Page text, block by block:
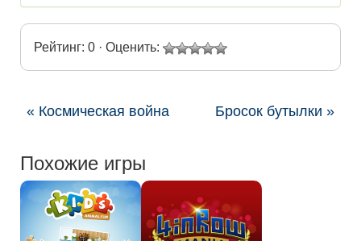
Рейтинг: 0 · Оценить:
« Космическая война Бросок бутылки »
Похожие игры